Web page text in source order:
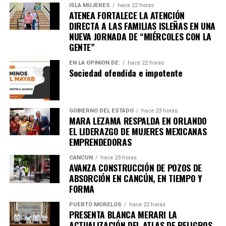
6. Inundaciones dejan más de cien
muertos en el sur de África
Lluvias torrenciales provocaron inundaciones severas
en Mozambique, Sudáfrica y Zimbabue, dejando más de
100 fallecidos y miles de viviendas destruidas. Equipos
de rescate continúan trabajando en zonas incomunicadas.
7. Uganda vive jornada violenta tras
arresto de Bobi Wine
Al menos siete personas murieron en enfrentamientos
entre manifestantes y fuerzas de seguridad luego de la
detención del líder opositor
helicóptero a un destino no revelado. Organizaciones
internacionales expresaron preocupación por el clima
ISLA MUJERES hace 22 horas
ATENEA FORTALECE LA ATENCIÓN
DIRECTA A LAS FAMILIAS ISLEÑAS EN UNA
NUEVA JORNADA DE “MIÉRCOLES CON LA
GENTE”
EN LA OPINIÓN DE: hace 22 horas
Sociedad ofendida e impotente
GOBIERNO DEL ESTADO hace 23 horas
MARA LEZAMA RESPALDA EN ORLANDO
EL LIDERAZGO DE MUJERES MEXICANAS
EMPRENDEDORAS
CANCÚN hace 23 horas
AVANZA CONSTRUCCIÓN DE POZOS DE
ABSORCIÓN EN CANCÚN, EN TIEMPO Y
FORMA
PUERTO MORELOS hace 22 horas
PRESENTA BLANCA MERARI LA